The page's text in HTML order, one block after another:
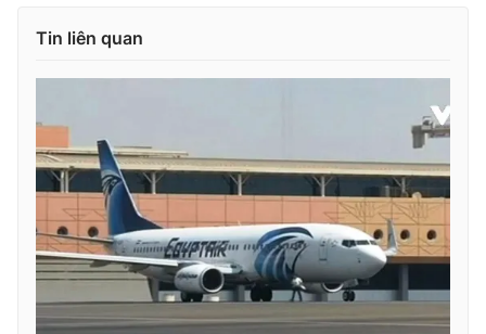
VTV Sức khoẻ Bất động sản
Thị trường 24h
VTV4 Vươn mình bằng AI
VTV9 VTV8
Liên hệ tòa soạn English
Tin liên quan